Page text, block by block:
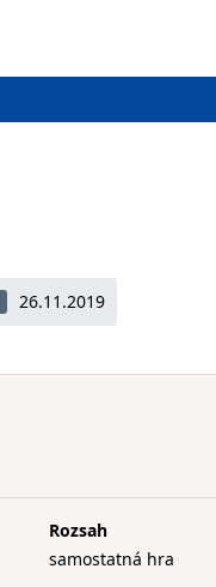
26.11.2019
Rozsah
samostatná hra